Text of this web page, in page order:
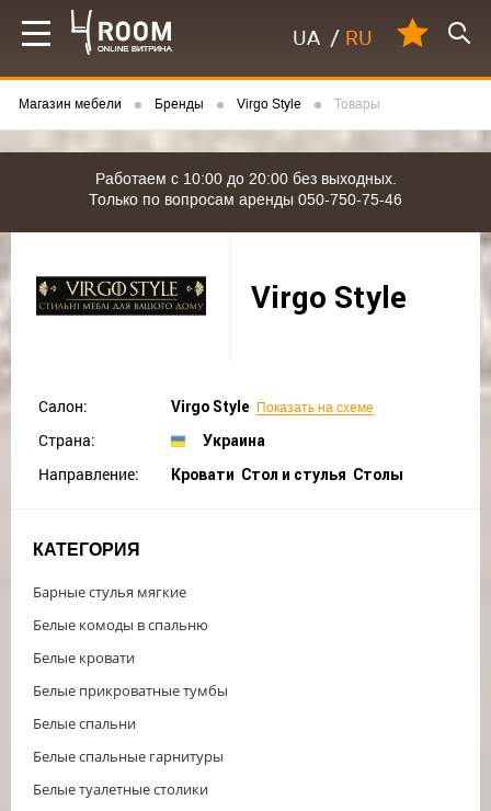
UA / RU
Магазин мебели Бренды Virgo Style Товары
Работаем с 10:00 до 20:00 без выходных.
Только по вопросам аренды 050-750-75-46
Virgo Style
Салон: Virgo Style Показать на схеме
Страна: Украина
Направление: Кровати Стол и стулья Столы
КАТЕГОРИЯ
Барные стулья мягкие
Белые комоды в спальню
Белые кровати
Белые прикроватные тумбы
Белые спальни
Белые спальные гарнитуры
Белые туалетные столики